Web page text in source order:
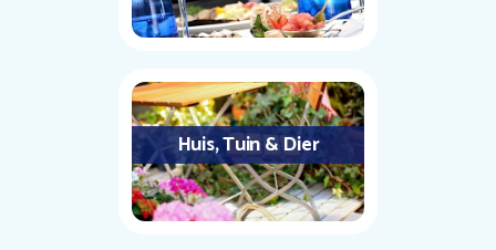
Huis, Tuin & Dier